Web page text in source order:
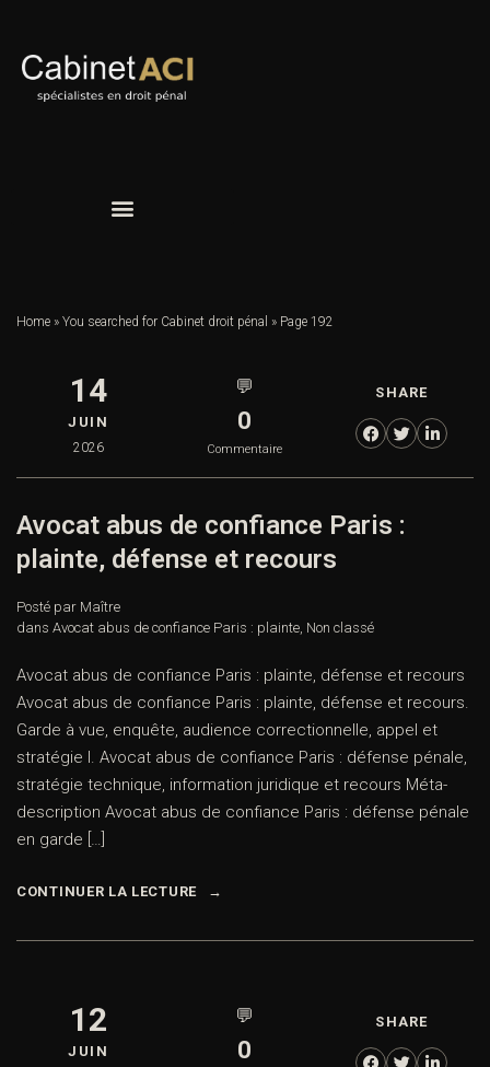
Home » You searched for Cabinet droit pénal » Page 192
14
JUIN
2026
💬
0
Commentaire
SHARE
Avocat abus de confiance Paris :
plainte, défense et recours
Posté par Maître
dans Avocat abus de confiance Paris : plainte, Non classé
Avocat abus de confiance Paris : plainte, défense et recours
Avocat abus de confiance Paris : plainte, défense et recours.
Garde à vue, enquête, audience correctionnelle, appel et
stratégie I. Avocat abus de confiance Paris : défense pénale,
stratégie technique, information juridique et recours Méta-
description Avocat abus de confiance Paris : défense pénale
en garde […]
CONTINUER LA LECTURE
12
JUIN
💬
0
SHARE